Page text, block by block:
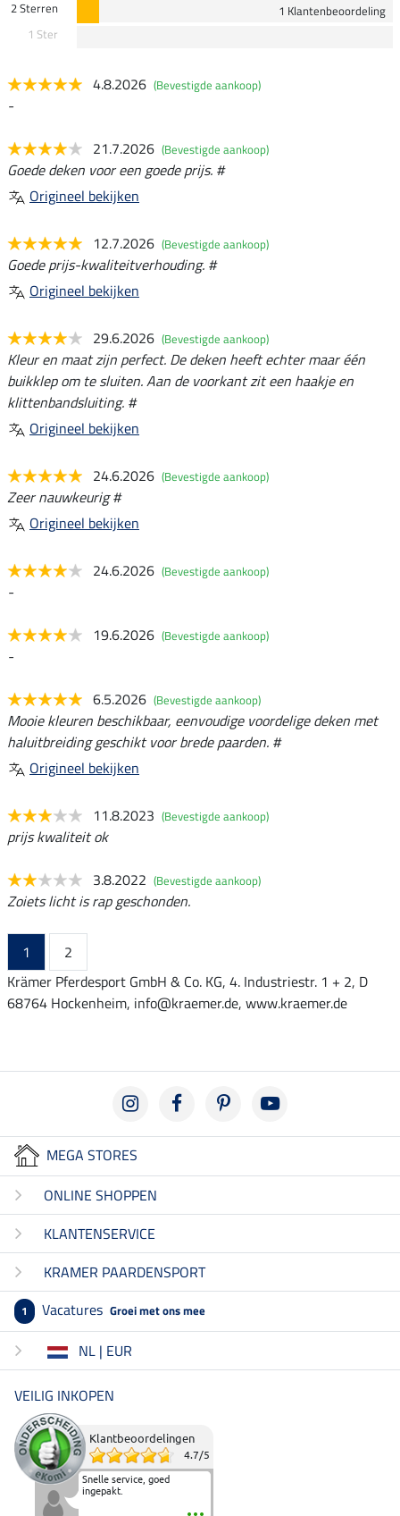
2 Sterren
1 Klantenbeoordeling
1 Ster
4.8.2026 (Bevestigde aankoop)
-
21.7.2026 (Bevestigde aankoop)
Goede deken voor een goede prijs. #
Origineel bekijken
12.7.2026 (Bevestigde aankoop)
Goede prijs-kwaliteitverhouding. #
Origineel bekijken
29.6.2026 (Bevestigde aankoop)
Kleur en maat zijn perfect. De deken heeft echter maar één
buikklep om te sluiten. Aan de voorkant zit een haakje en
klittenbandsluiting. #
Origineel bekijken
24.6.2026 (Bevestigde aankoop)
Zeer nauwkeurig #
Origineel bekijken
24.6.2026 (Bevestigde aankoop)
-
19.6.2026 (Bevestigde aankoop)
-
6.5.2026 (Bevestigde aankoop)
Mooie kleuren beschikbaar, eenvoudige voordelige deken met
haluitbreiding geschikt voor brede paarden. #
Origineel bekijken
11.8.2023 (Bevestigde aankoop)
prijs kwaliteit ok
3.8.2022 (Bevestigde aankoop)
Zoiets licht is rap geschonden.
1
2
Krämer Pferdesport GmbH & Co. KG, 4. Industriestr. 1 + 2, D
68764 Hockenheim, info@kraemer.de, www.kraemer.de
MEGA STORES
ONLINE SHOPPEN
KLANTENSERVICE
KRAMER PAARDENSPORT
1 Vacatures Groei met ons mee
NL | EUR
VEILIG INKOPEN
Klantbeoordelingen
4.7/5
Snelle service, goed
ingepakt.